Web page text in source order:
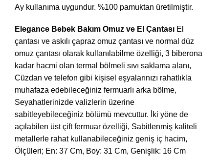
Ay kullanıma uygundur. %100 pamuktan üretilmiştir.
Elegance Bebek Bakım Omuz ve El Çantası El
çantası ve askılı çapraz omuz çantası ve normal düz
omuz çantası olarak kullanılabilme özelliği, 3 biberona
kadar hacmi olan termal bölmeli sıvı saklama alanı,
Cüzdan ve telefon gibi kişisel eşyalarınızı rahatlıkla
muhafaza edebileceğiniz fermuarlı arka bölme,
Seyahatlerinizde valizlerin üzerine
sabitleyebileceğiniz bölümü mevcuttur. İki yöne de
açılabilen üst çift fermuar özelliği, Sabitlenmiş kaliteli
metallerle rahat kullanabileceğiniz geniş iç hacim,
Ölçüleri; En: 37 Cm, Boy: 31 Cm, Genişlik: 16 Cm